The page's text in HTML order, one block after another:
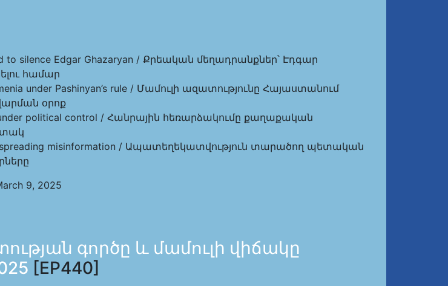
to silence Edgar Ghazaryan / Քրեական մեղադրանքներ՝ Էդգար
համար
under Pashinyan’s rule / Մամուլի ազատությունը Հայաստանում
օրոք
under political control / Հանրային հեռարձակումը քաղաքական
տակ
spreading misinformation / Ապատեղեկատվություն տարածող պետական
9, 2025
գործը և մամուլի վիճակը
[EP440]